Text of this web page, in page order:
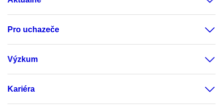
Pro uchazeče
Výzkum
Kariéra